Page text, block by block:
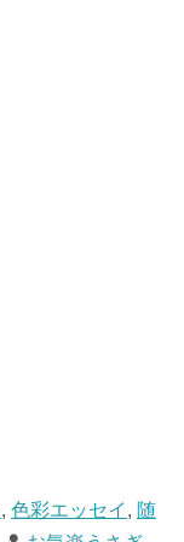
, 色彩エッセイ , 随